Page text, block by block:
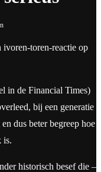
ivoren-toren-reactie op
in de Financial Times)
bij een generatie
dus beter begreep hoe
is.
historisch besef die –